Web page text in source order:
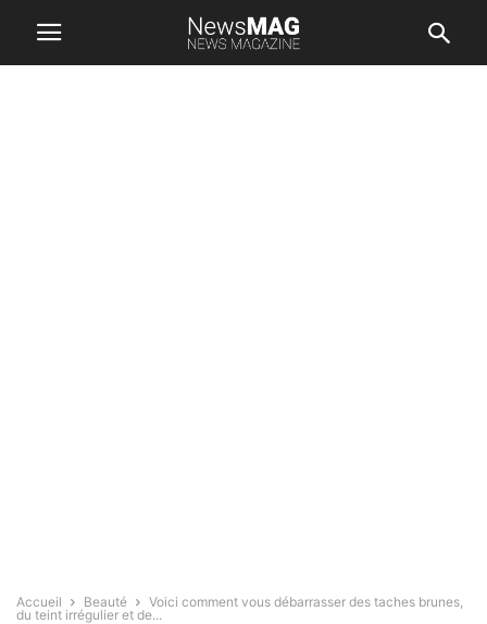
Accueil Beauté
Voici comment vous débarrasser des taches brunes,
du teint irrégulier et de...